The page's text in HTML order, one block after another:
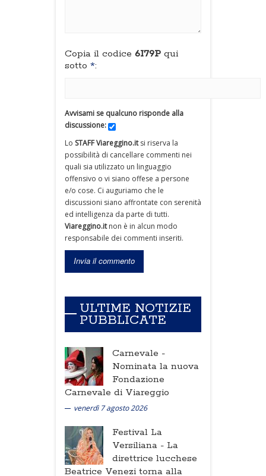
Copia il codice 6I79P qui
sotto *:
Avvisami se qualcuno risponde alla
discussione:
Lo STAFF Viareggino.itsi riserva la
possibilità di cancellare commenti nei
quali sia utilizzato un linguaggio
offensivo o vi siano offese a persone
e/o cose. Ci auguriamo che le
discussioni siano affrontate con serenità
ed intelligenza da parte di tutti.
Viareggino.itnon è in alcun modo
responsabile dei commenti inseriti.
ULTIME NOTIZIE
PUBBLICATE
Carnevale -
Nominata la nuova
Fondazione
Carnevale di Viareggio
venerdì 7 agosto 2026
Festival La
Versiliana - La
direttrice lucchese
Beatrice Venezi torna alla